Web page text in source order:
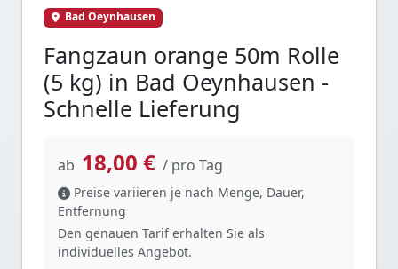
Bad Oeynhausen
Fangzaun orange 50m Rolle
(5 kg) in Bad Oeynhausen -
Schnelle Lieferung
ab 18,00 € / pro Tag
Preise variieren je nach Menge, Dauer,
Entfernung
Den genauen Tarif erhalten Sie als
individuelles Angebot.